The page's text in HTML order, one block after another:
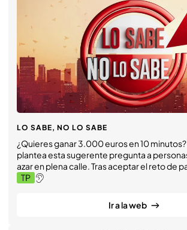
LO SABE, NO LO SABE
¿Quieres ganar 3.000 euros en 10 minutos?
plantea esta sugerente pregunta a
azar en plena calle. Tras aceptar el reto de
programa, los concursantes se enfrentarán
Ir a la web